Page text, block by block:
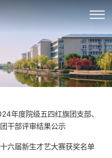
年度院级五四红旗团支部、
干部评审结果公示
六届新生才艺大赛获奖名单